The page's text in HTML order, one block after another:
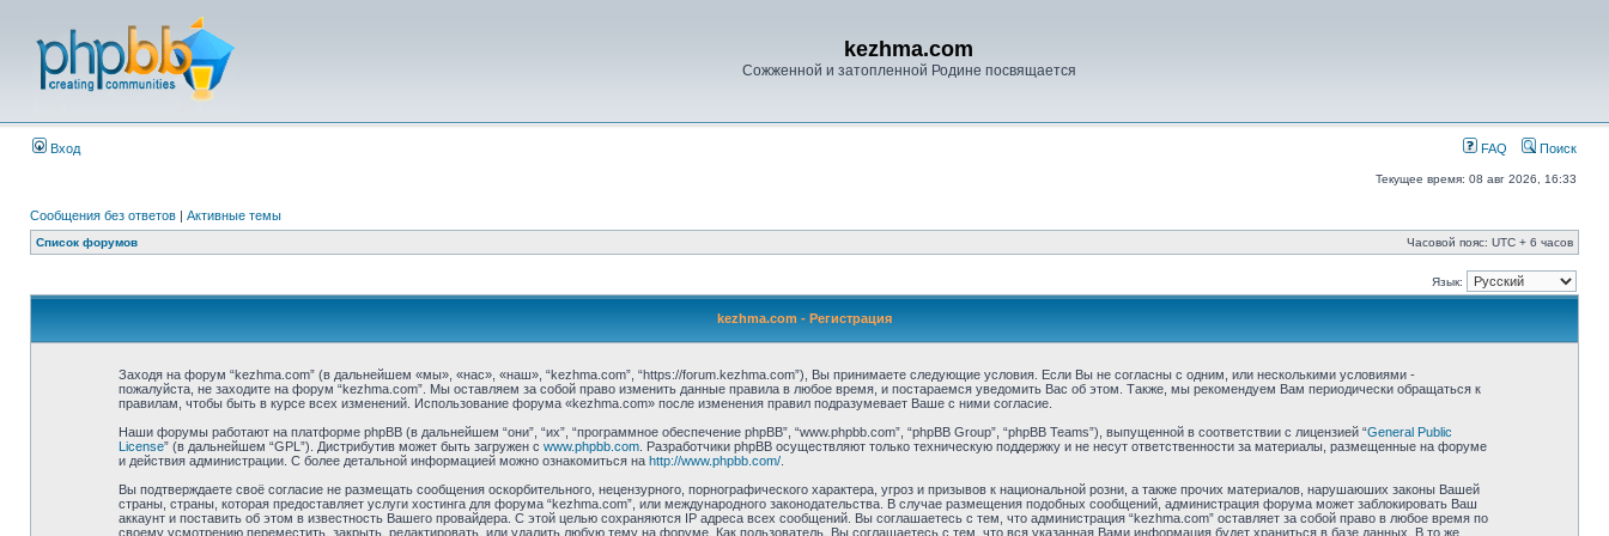
kezhma.com
Сожженной и затопленной Родине посвящается
Вход FAQ Поиск
Текущее время: 08 авг 2026, 16:33
Сообщения без ответов | Активные темы
Список форумов Часовой пояс: UTC + 6 часов
Язык:
kezhma.com - Регистрация
Заходя на форум “kezhma.com” (в дальнейшем «мы», «нас», «наш», “kezhma.com”, “https://forum.kezhma.com”), Вы принимаете следующие условия. Если Вы не согласны с одним, или несколькими условиями -
пожалуйста, не заходите на форум “kezhma.com”. Мы оставляем за собой право изменить данные правила в любое время, и постараемся уведомить Вас об этом. Также, мы рекомендуем Вам периодически обращаться к
правилам, чтобы быть в курсе всех изменений. Использование форума «kezhma.com» после изменения правил подразумевает Ваше с ними согласие.
Наши форумы работают на платформе phpBB (в дальнейшем “они”, “их”, “программное обеспечение phpBB”, “www.phpbb.com”, “phpBB Group”, “phpBB Teams”), выпущенной в соответствии с лицензией “General Public
License” (в дальнейшем “GPL”). Дистрибутив может быть загружен с www.phpbb.com. Разработчики phpBB осуществляют только техническую поддержку и не несут ответственности за материалы, размещенные на форуме
и действия администрации. С более детальной информацией можно ознакомиться на http://www.phpbb.com/.
Вы подтверждаете своё согласие не размещать сообщения оскорбительного, нецензурного, порнографического характера, угроз и призывов к национальной розни, а также прочих материалов, нарушаюших законы Вашей
страны, страны, которая предоставляет услуги хостинга для форума “kezhma.com”, или международного законодательства. В случае размещения подобных сообщений, администрация форума может заблокировать Ваш
аккаунт и поставить об этом в известность Вашего провайдера. С этой целью сохраняются IP адреса всех сообщений. Вы соглашаетесь с тем, что администрация “kezhma.com” оставляет за собой право в любое время по
своему усмотрению переместить, закрыть, редактировать, или удалить любую тему на форуме. Как пользователь, Вы соглашаетесь с тем, что вся указанная Вами информация будет храниться в базе данных. В то же